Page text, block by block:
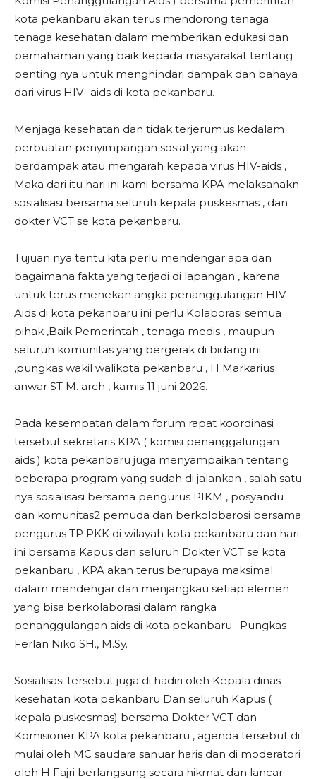
kota pekanbaru akan terus mendorong tenaga
tenaga kesehatan dalam memberikan edukasi dan
pemahaman yang baik kepada masyarakat tentang
penting nya untuk menghindari dampak dan bahaya
dari virus HIV -aids di kota pekanbaru.
Menjaga kesehatan dan tidak terjerumus kedalam
perbuatan penyimpangan sosial yang akan
berdampak atau mengarah kepada virus HIV-aids ,
Maka dari itu hari ini kami bersama KPA melaksanakn
sosialisasi bersama seluruh kepala puskesmas , dan
dokter VCT se kota pekanbaru.
Tujuan nya tentu kita perlu mendengar apa dan
bagaimana fakta yang terjadi di lapangan , karena
untuk terus menekan angka penanggulangan HIV -
Aids di kota pekanbaru ini perlu Kolaborasi semua
pihak ,Baik Pemerintah , tenaga medis , maupun
seluruh komunitas yang bergerak di bidang ini
,pungkas wakil walikota pekanbaru , H Markarius
anwar ST M. arch , kamis 11 juni 2026.
Pada kesempatan dalam forum rapat koordinasi
tersebut sekretaris KPA ( komisi penanggalungan
aids ) kota pekanbaru juga menyampaikan tentang
beberapa program yang sudah di jalankan , salah satu
nya sosialisasi bersama pengurus PIKM , posyandu
dan komunitas2 pemuda dan berkolobarosi bersama
pengurus TP PKK di wilayah kota pekanbaru dan hari
ini bersama Kapus dan seluruh Dokter VCT se kota
pekanbaru , KPA akan terus berupaya maksimal
dalam mendengar dan menjangkau setiap elemen
yang bisa berkolaborasi dalam rangka
penanggulangan aids di kota pekanbaru . Pungkas
Ferlan Niko SH., M.Sy.
Sosialisasi tersebut juga di hadiri oleh Kepala dinas
kesehatan kota pekanbaru Dan seluruh Kapus (
kepala puskesmas) bersama Dokter VCT dan
Komisioner KPA kota pekanbaru , agenda tersebut di
mulai oleh MC saudara sanuar haris dan di moderatori
oleh H Fajri berlangsung secara hikmat dan lancar